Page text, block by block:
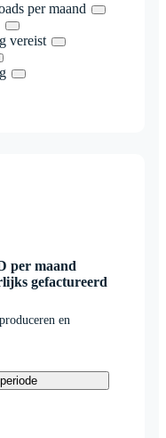
per maand
vereist
per maand
gefactureerd
en